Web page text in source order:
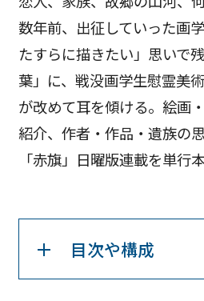
数年前、出征していった画
たすらに描きたい」思いで
葉」に、戦没画学生慰霊美
が改めて耳を傾ける。絵画
紹介、作者・作品・遺族の
「赤旗」日曜版連載を単行
目次や構成